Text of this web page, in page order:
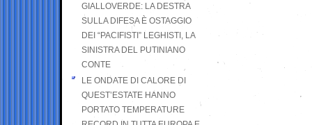
GIALLOVERDE: LA DESTRA
SULLA DIFESA È OSTAGGIO
DEI “PACIFISTI” LEGHISTI, LA
SINISTRA DEL PUTINIANO
CONTE
LE ONDATE DI CALORE DI
QUEST’ESTATE HANNO
PORTATO TEMPERATURE